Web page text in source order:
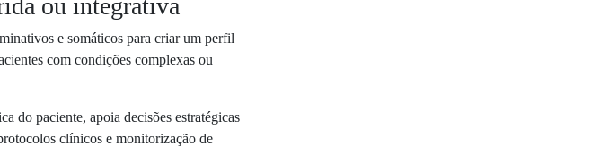
ou integrativa
e somáticos para criar um perfil
com condições complexas ou
do paciente, apoia decisões estratégicas
clínicos e monitorização de